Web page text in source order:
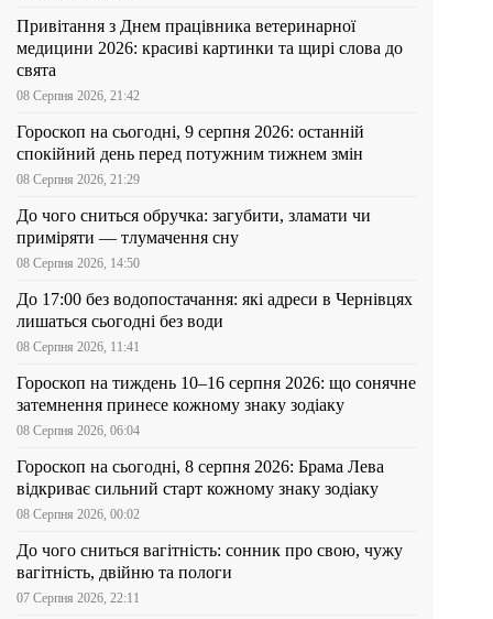
Привітання з Днем працівника ветеринарної
медицини 2026: красиві картинки та щирі слова до
свята
08 Серпня 2026, 21:42
Гороскоп на сьогодні, 9 серпня 2026: останній
спокійний день перед потужним тижнем змін
08 Серпня 2026, 21:29
До чого сниться обручка: загубити, зламати чи
приміряти — тлумачення сну
08 Серпня 2026, 14:50
До 17:00 без водопостачання: які адреси в Чернівцях
лишаться сьогодні без води
08 Серпня 2026, 11:41
Гороскоп на тиждень 10–16 серпня 2026: що сонячне
затемнення принесе кожному знаку зодіаку
08 Серпня 2026, 06:04
Гороскоп на сьогодні, 8 серпня 2026: Брама Лева
відкриває сильний старт кожному знаку зодіаку
08 Серпня 2026, 00:02
До чого сниться вагітність: сонник про свою, чужу
вагітність, двійню та пологи
07 Серпня 2026, 22:11